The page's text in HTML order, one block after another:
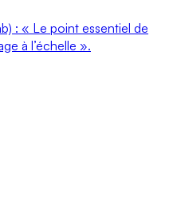
: « Le point essentiel de
à l’échelle ».